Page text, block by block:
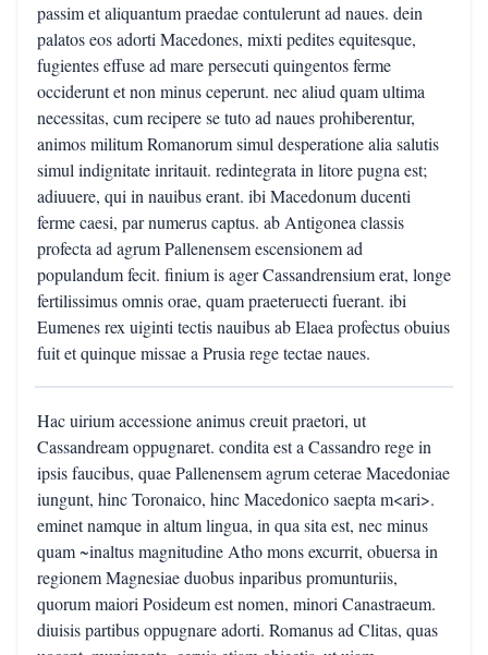
passim et aliquantum praedae contulerunt ad naues. dein
palatos eos adorti Macedones, mixti pedites equitesque,
fugientes effuse ad mare persecuti quingentos ferme
occiderunt et non minus ceperunt. nec aliud quam ultima
necessitas, cum recipere se tuto ad naues prohiberentur,
animos militum Romanorum simul desperatione alia salutis
simul indignitate inritauit. redintegrata in litore pugna est;
adiuuere, qui in nauibus erant. ibi Macedonum ducenti
ferme caesi, par numerus captus. ab Antigonea classis
profecta ad agrum Pallenensem escensionem ad
populandum fecit. finium is ager Cassandrensium erat, longe
fertilissimus omnis orae, quam praeteruecti fuerant. ibi
Eumenes rex uiginti tectis nauibus ab Elaea profectus obuius
fuit et quinque missae a Prusia rege tectae naues.
Hac uirium accessione animus creuit praetori, ut
Cassandream oppugnaret. condita est a Cassandro rege in
ipsis faucibus, quae Pallenensem agrum ceterae Macedoniae
iungunt, hinc Toronaico, hinc Macedonico saepta m<ari>.
eminet namque in altum lingua, in qua sita est, nec minus
quam ~inaltus magnitudine Atho mons excurrit, obuersa in
regionem Magnesiae duobus inparibus promunturiis,
quorum maiori Posideum est nomen, minori Canastraeum.
diuisis partibus oppugnare adorti. Romanus ad Clitas, quas